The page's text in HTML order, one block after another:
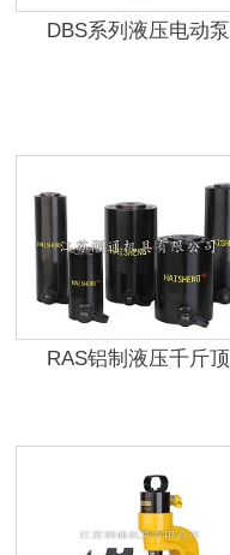
DBS系列液压电动泵
RAS铝制液压千斤顶